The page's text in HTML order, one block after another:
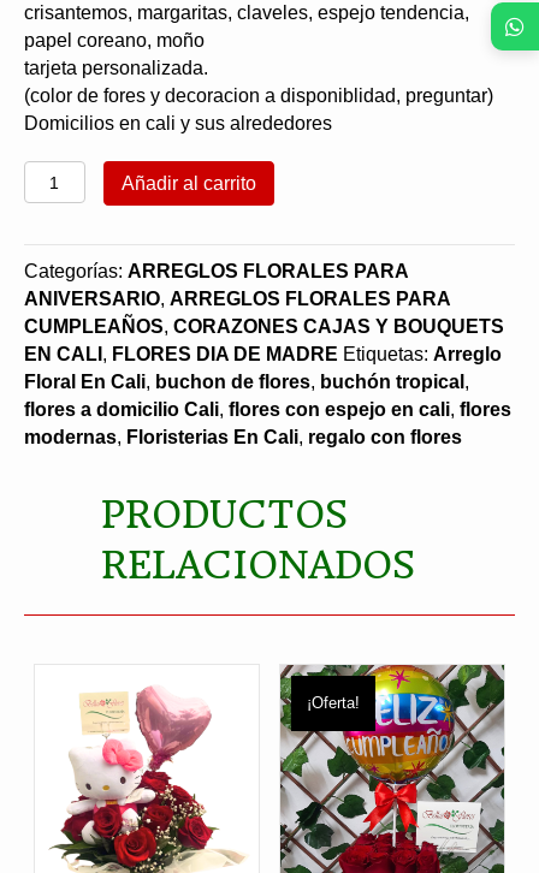
crisantemos, margaritas, claveles, espejo tendencia,
papel coreano, moño
tarjeta personalizada.
(color de fores y decoracion a disponiblidad, preguntar)
Domicilios en cali y sus alrededores
Buchon
tropical
en
Cali
cantidad
Añadir al carrito
Categorías: ARREGLOS FLORALES PARA
ANIVERSARIO, ARREGLOS FLORALES PARA
CUMPLEAÑOS, CORAZONES CAJAS Y BOUQUETS
EN CALI , FLORES DIA DE MADRE Etiquetas: Arreglo
Floral En Cali, buchon de flores, buchón tropical ,
flores a domicilio Cali, flores con espejo en cali, flores
modernas, Floristerias En Cali, regalo con flores
PRODUCTOS
RELACIONADOS
¡Oferta!